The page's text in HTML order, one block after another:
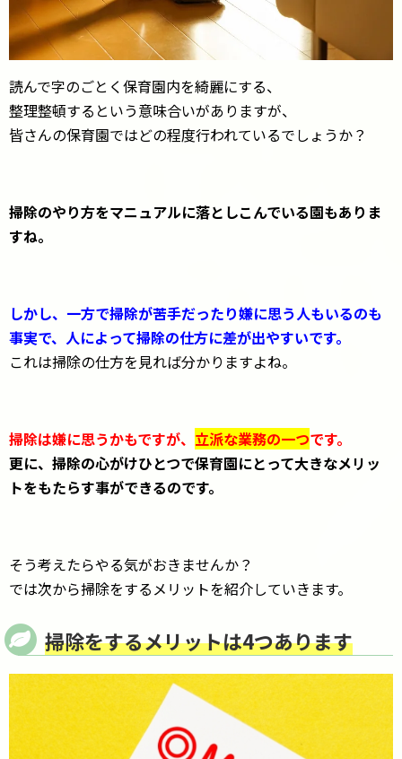
読んで字のごとく保育園内を綺麗にする、
整理整頓するという意味合いがありますが、
皆さんの保育園ではどの程度行われているでしょうか？
掃除のやり方をマニュアルに落としこんでいる園もありま
すね。
しかし、一方で掃除が苦手だったり嫌に思う人もいるのも
事実で、人によって掃除の仕方に差が出やすいです。
これは掃除の仕方を見れば分かりますよね。
掃除は嫌に思うかもですが、 立派な業務の一つです。
更に、掃除の心がけひとつで保育園にとって大きなメリッ
トをもたらす事ができるのです。
そう考えたらやる気がおきませんか？
では次から掃除をするメリットを紹介していきます。
掃除をするメリットは4つあります